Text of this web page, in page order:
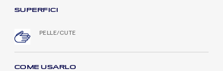
SUPERFICI
PELLE/CUTE
COME USARLO